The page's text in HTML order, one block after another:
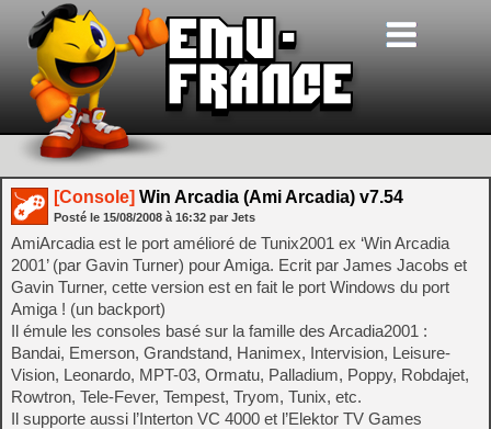
[Console] Win Arcadia (Ami Arcadia) v7.54
Posté le 15/08/2008 à 16:32 par Jets
AmiArcadia est le port amélioré de Tunix2001 ex ‘Win Arcadia
2001’ (par Gavin Turner) pour Amiga. Ecrit par James Jacobs et
Gavin Turner, cette version est en fait le port Windows du port
Amiga ! (un backport)
Il émule les consoles basé sur la famille des Arcadia2001 :
Bandai, Emerson, Grandstand, Hanimex, Intervision, Leisure-
Vision, Leonardo, MPT-03, Ormatu, Palladium, Poppy, Robdajet,
Rowtron, Tele-Fever, Tempest, Tryom, Tunix, etc.
Il supporte aussi l’Interton VC 4000 et l’Elektor TV Games